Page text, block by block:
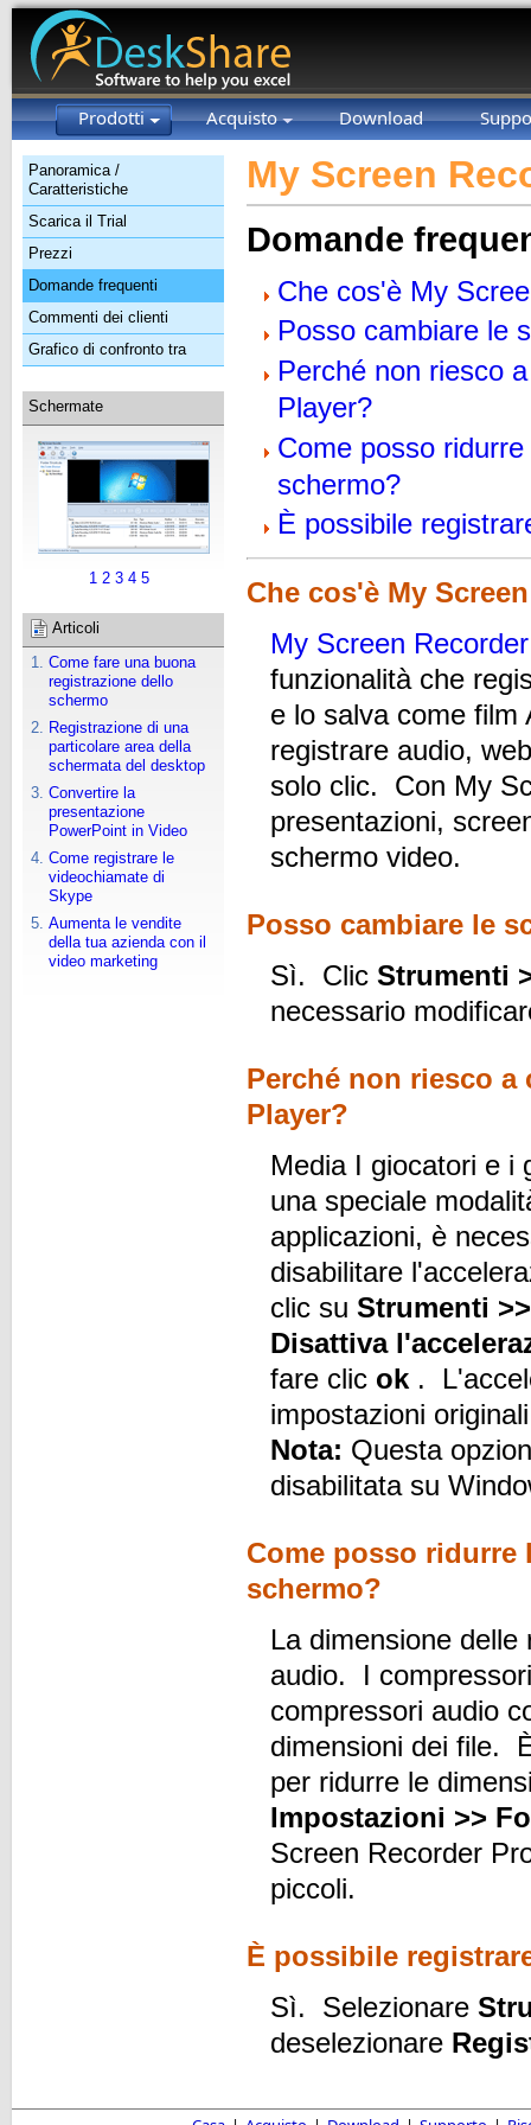
Prodotti Acquisto Download
Panoramica /
Caratteristiche
Scarica il Trial
Prezzi
Domande frequenti
Commenti dei clienti
Grafico di confronto tra
Schermate
1 2 3 4 5
Articoli
Come fare una buona
registrazione dello
schermo
Registrazione di una
particolare area della
schermata del desktop
Convertire la
presentazione
PowerPoint in Video
Come registrare le
videochiamate di
Skype
Aumenta le vendite
della tua azienda con il
video marketing
My Screen
Domande
Che cos'è My
Posso cambiare le
Perché non riesco
Player?
Come posso
schermo?
È possibile
Che cos'è My
My Screen Recorder
funzionalità che
e lo salva come
registrare audio,
solo clic. Con My
presentazioni,
schermo video.
Posso cambiare le
Sì. Clic Strumenti
necessario
Perché non riesco
Player?
Media I giocatori e i
una speciale
applicazioni, è
disabilitare
clic su Strumenti
Disattiva
fare clic ok .
impostazioni
Nota: Questa
disabilitata su
Come posso
schermo?
La dimensione
audio. I
compressori audio
dimensioni dei file.
per ridurre le
Impostazioni >>
Screen Recorder
piccoli.
È possibile
Sì. Selezionare
deselezionare